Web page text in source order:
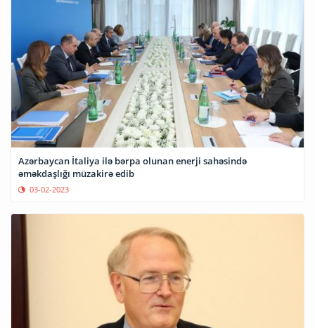
Azərbaycan İtaliya ilə bərpa olunan enerji sahəsində
əməkdaşlığı müzakirə edib
03-02-2023